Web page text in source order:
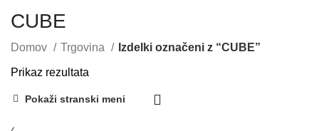
CUBE
Domov Trgovina Izdelki označeni z “CUBE”
Prikaz rezultata
Pokaži stranski meni